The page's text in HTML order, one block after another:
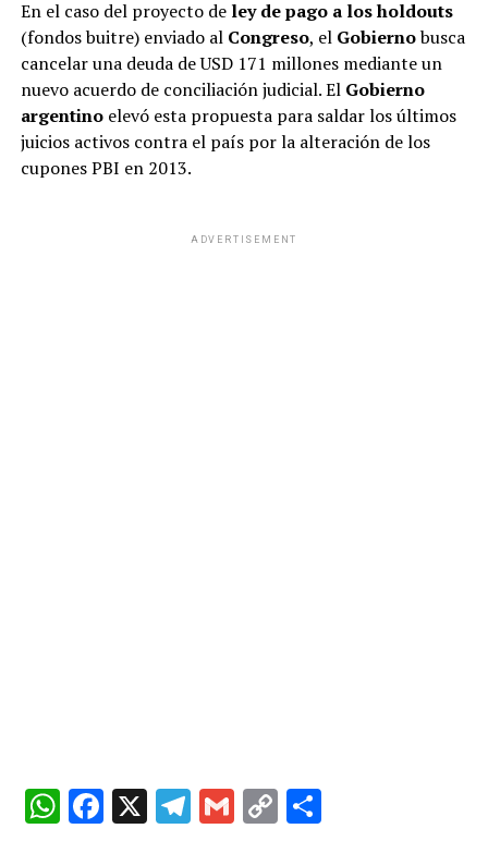
En el caso del proyecto de ley de pago a los holdouts
(fondos buitre) enviado al Congreso, el Gobiernobusca
cancelar una deuda de USD 171 millones mediante un
nuevo acuerdo de conciliación judicial. El Gobierno
argentinoelevó esta propuesta para saldar los últimos
juicios activos contra el país por la alteración de los
cupones PBI en 2013.
ADVERTISEMENT
W F X T G C C